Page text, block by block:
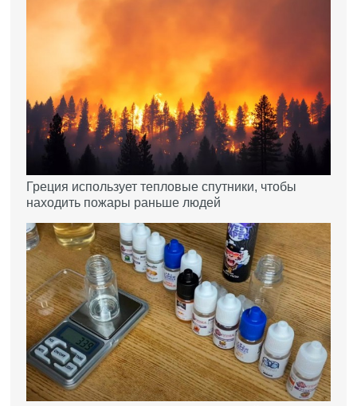
Греция использует тепловые спутники, чтобы
находить пожары раньше людей